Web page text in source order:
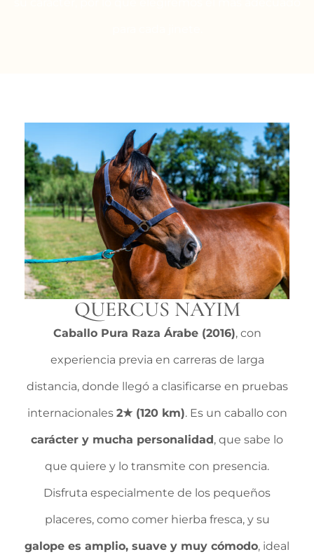
QUERCUS NAYIM
Caballo Pura Raza Árabe (2016), con
experiencia previa en carreras de larga
distancia, donde llegó a clasificarse en pruebas
internacionales 2★ (120 km). Es un caballo con
carácter y mucha personalidad , que sabe lo
que quiere y lo transmite con presencia.
Disfruta especialmente de los pequeños
placeres, como comer hierba fresca, y su
galope es amplio, suave y muy cómodo, ideal